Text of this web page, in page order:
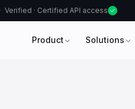
Verified · Certified API access
Product Solutions